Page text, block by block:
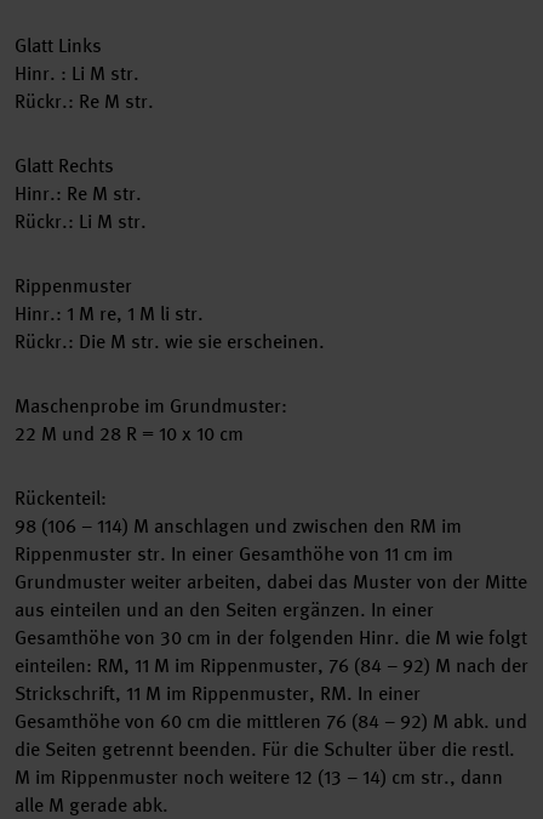
Glatt Links
Hinr. : Li M str.
Rückr.: Re M str.
Glatt Rechts
Hinr.: Re M str.
Rückr.: Li M str.
Rippenmuster
Hinr.: 1 M re, 1 M li str.
Rückr.: Die M str. wie sie erscheinen.
Maschenprobe im Grundmuster:
22 M und 28 R = 10 x 10 cm
Rückenteil:
98 (106 – 114) M anschlagen und zwischen den RM im
Rippenmuster str. In einer Gesamthöhe von 11 cm im
Grundmuster weiter arbeiten, dabei das Muster von der Mitte
aus einteilen und an den Seiten ergänzen. In einer
Gesamthöhe von 30 cm in der folgenden Hinr. die M wie folgt
einteilen: RM, 11 M im Rippenmuster, 76 (84 – 92) M nach der
Strickschrift, 11 M im Rippenmuster, RM. In einer
Gesamthöhe von 60 cm die mittleren 76 (84 – 92) M abk. und
die Seiten getrennt beenden. Für die Schulter über die restl.
M im Rippenmuster noch weitere 12 (13 – 14) cm str., dann
alle M gerade abk.